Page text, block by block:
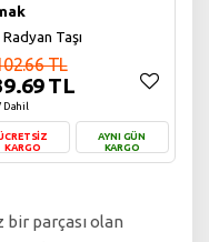
Taşı
TL
TL
Dahil
KARGO
AYNI GÜN
KARGO
parçası olan